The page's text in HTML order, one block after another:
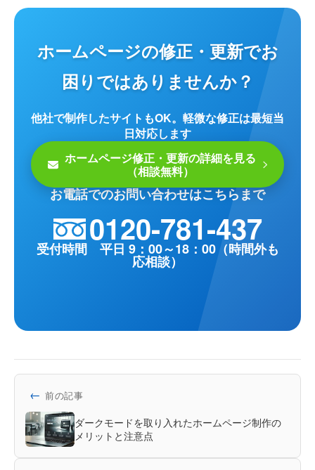
ホームページの修正・更新でお
困りではありませんか？
お電話でのお問い合わせはこちらまで
0120-781-437
受付時間 平日 9：00～18：00（時間外も
応相談）
他社で制作したサイトもOK。軽微な修正は最短当
日対応します
ホームページ修正・更新の詳細を見る
（相談無料）
← 前の記事
ダークモードを取り入れたホームページ制作の
メリットと注意点